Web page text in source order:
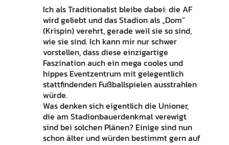
Ich als Traditionalist bleibe dabei: die AF
wird geliebt und das Stadion als „Dom“
(Krispin) verehrt, gerade weil sie so sind,
wie sie sind. Ich kann mir nur schwer
vorstellen, dass diese einzigartige
Faszination auch ein mega cooles und
hippes Eventzentrum mit gelegentlich
stattfindenden Fußballspielen ausstrahlen
würde.
Was denken sich eigentlich die Unioner,
die am Stadionbauerdenkmal verewigt
sind bei solchen Plänen? Einige sind nun
schon älter und würden bestimmt gern auf